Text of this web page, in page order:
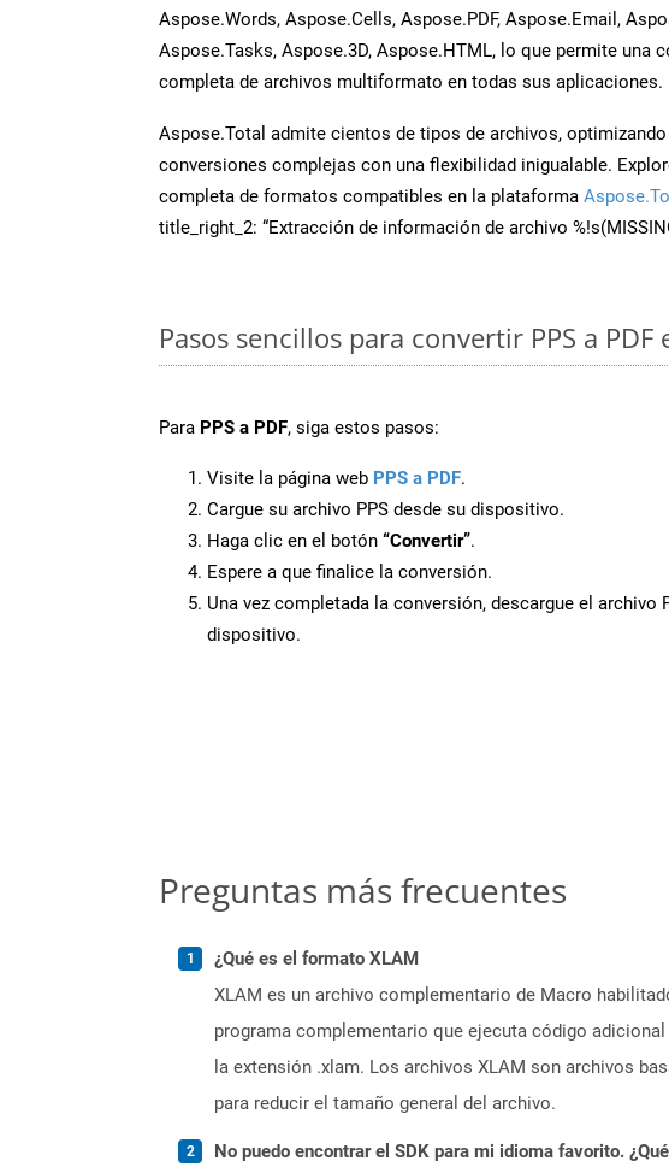
Aspose.Words, Aspose.Cells, Aspose.PDF, Aspose.Email,
Aspose.Tasks, Aspose.3D, Aspose.HTML, lo que permite una
completa de archivos multiformato en todas sus aplicaciones.
Aspose.Total admite cientos de tipos de archivos,
conversiones complejas con una flexibilidad inigualable.
completa de formatos compatibles en la plataforma
title_right_2: “Extracción de información de archivo
Pasos sencillos para convertir PPS a PDF
Para PPS a PDF, siga estos pasos:
Visite la página web PPS a PDF.
Cargue su archivo PPS desde su dispositivo.
Haga clic en el botón “Convertir”.
Espere a que finalice la conversión.
Una vez completada la conversión, descargue el archivo
dispositivo.
Preguntas más frecuentes
¿Qué es el formato XLAM
XLAM es un archivo complementario de Macro
programa complementario que ejecuta código
la extensión .xlam. Los archivos XLAM son archivos
para reducir el tamaño general del archivo.
No puedo encontrar el SDK para mi idioma favorito.